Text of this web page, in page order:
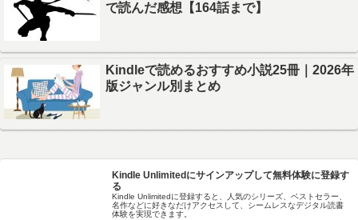
で読んだ感想【164話まで】
Kindleで読めるおすすめ小説25冊｜2026年
版ジャンル別まとめ
Kindle Unlimitedにサインアップして無料体験に登録す
る
Kindle Unlimitedに登録すると、人気のシリーズ、ベストセラー、
名作などに好きなだけアクセスして、シームレスなデジタル読書
体験を実現できます。